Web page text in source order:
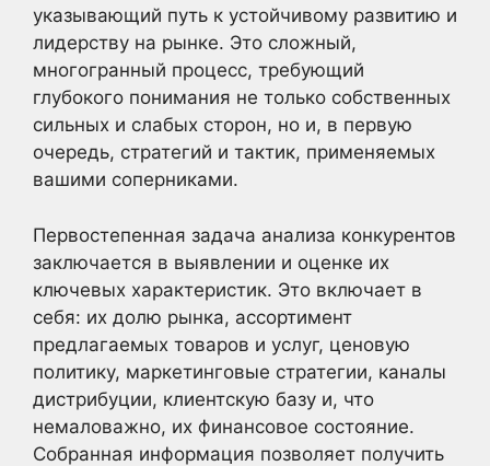
указывающий путь к устойчивому развитию и
лидерству на рынке. Это сложный,
многогранный процесс, требующий
глубокого понимания не только собственных
сильных и слабых сторон, но и, в первую
очередь, стратегий и тактик, применяемых
вашими соперниками.
Первостепенная задача анализа конкурентов
заключается в выявлении и оценке их
ключевых характеристик. Это включает в
себя: их долю рынка, ассортимент
предлагаемых товаров и услуг, ценовую
политику, маркетинговые стратегии, каналы
дистрибуции, клиентскую базу и, что
немаловажно, их финансовое состояние.
Собранная информация позволяет получить